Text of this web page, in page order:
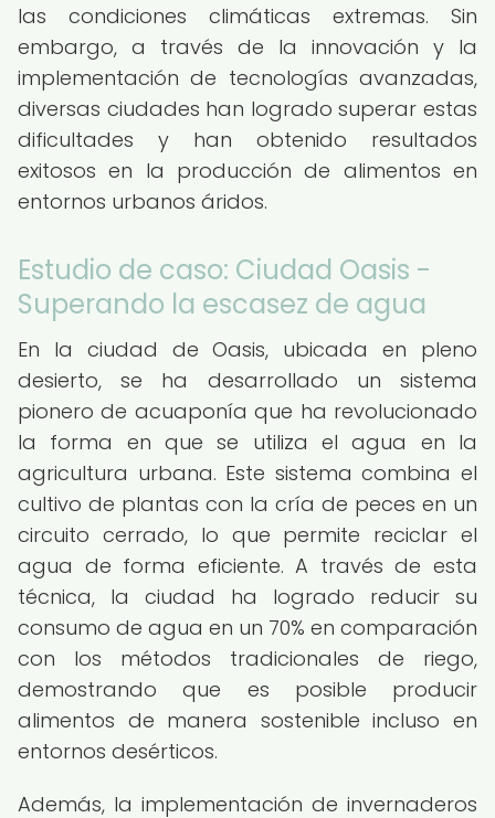
las condiciones climáticas extremas. Sin
embargo, a través de la innovación y la
implementación de tecnologías avanzadas,
diversas ciudades han logrado superar estas
dificultades y han obtenido resultados
exitosos en la producción de alimentos en
entornos urbanos áridos.
Estudio de caso: Ciudad Oasis -
Superando la escasez de agua
En la ciudad de Oasis, ubicada en pleno
desierto, se ha desarrollado un sistema
pionero de acuaponía que ha revolucionado
la forma en que se utiliza el agua en la
agricultura urbana. Este sistema combina el
cultivo de plantas con la cría de peces en un
circuito cerrado, lo que permite reciclar el
agua de forma eficiente. A través de esta
técnica, la ciudad ha logrado reducir su
consumo de agua en un 70% en comparación
con los métodos tradicionales de riego,
demostrando que es posible producir
alimentos de manera sostenible incluso en
entornos desérticos.
Además, la implementación de invernaderos